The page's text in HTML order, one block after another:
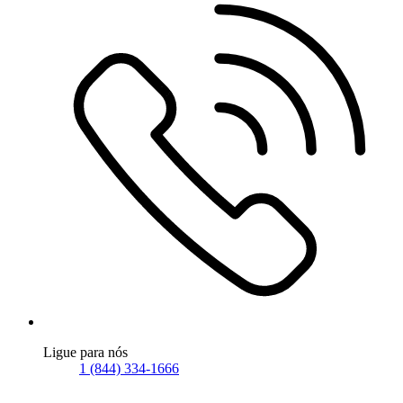
Ligue para nós
1 (844) 334-1666